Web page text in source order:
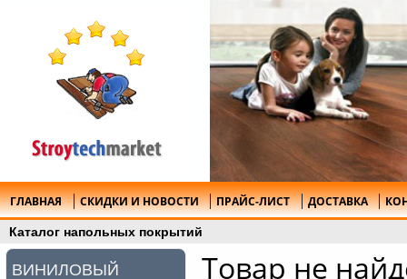
ГЛАВНАЯ СКИДКИ И НОВОСТИ ПРАЙС-ЛИСТ ДОСТАВКА
Каталог напольных покрытий
Товар не
ВИНИЛОВЫЙ